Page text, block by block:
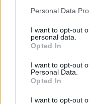
Personal Data
I want to opt-out
personal data.
Opted In
I want to opt-out
Personal Data.
Opted In
I want to opt-out
di LUIGI FRASCA
rifinanziamento
militari italiane
07/03/2007
«NON c'è una